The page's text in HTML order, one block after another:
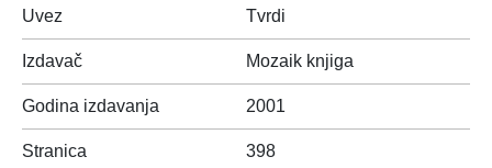
Uvez Tvrdi
Izdavač Mozaik knjiga
Godina izdavanja 2001
Stranica 398